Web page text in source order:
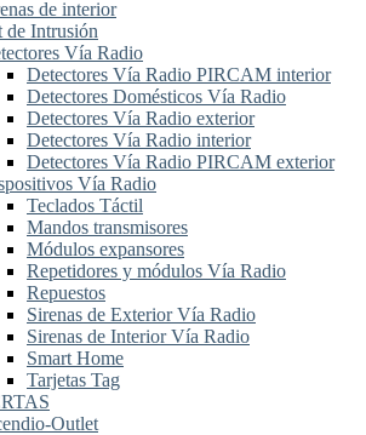
de interior
de Intrusión
Vía Radio
Detectores Vía Radio PIRCAM interior
Detectores Domésticos Vía Radio
Detectores Vía Radio exterior
Detectores Vía Radio interior
Detectores Vía Radio PIRCAM exterior
Vía Radio
Teclados Táctil
Mandos transmisores
Módulos expansores
Repetidores y módulos Vía Radio
Repuestos
Sirenas de Exterior Vía Radio
Sirenas de Interior Vía Radio
Smart Home
Tarjetas Tag
Outlet